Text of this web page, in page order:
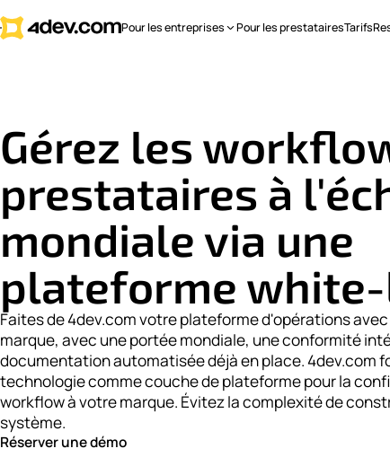
Pour les entreprises Pour les prestatairesTarifs
Gérez les
prestataires à
mondiale via une
plateforme
Faites de 4dev.com votre plateforme d'opérations
marque, avec une portée mondiale, une conformité
documentation automatisée déjà en place. 4dev.com
technologie comme couche de plateforme pour la
workflow à votre marque. Évitez la complexité de
système.
Réserver une démo